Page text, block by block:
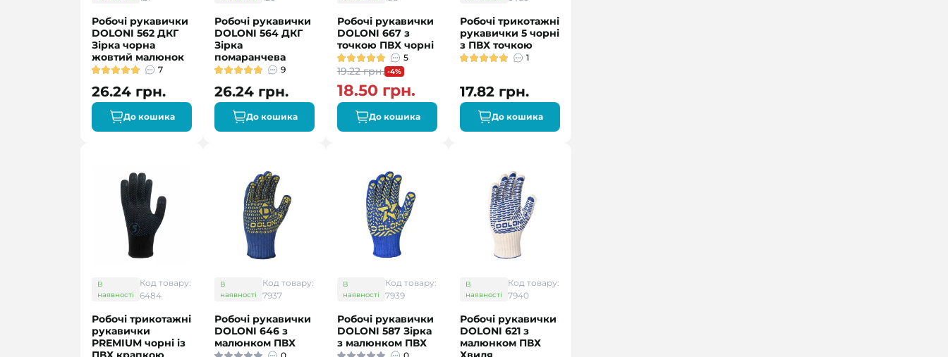
Робочі рукавички
DOLONI 562 ДКГ
Зірка чорна
жовтий малюнок
7
26.24 грн.
До кошика
Робочі рукавички
DOLONI 564 ДКГ
Зірка
помаранчева
9
26.24 грн.
До кошика
Робочі рукавички
DOLONI 667 з
точкою ПВХ чорні
5
19.22 грн. -4%
18.50 грн.
До кошика
Робочі трикотажні
рукавички 5 чорні
з ПВХ точкою
1
17.82 грн.
До кошика
В
наявності
Код товару:
6484
Робочі трикотажні
рукавички
PREMIUM чорні із
В
наявності
Код товару:
7937
Робочі рукавички
DOLONI 646 з
малюнком ПВХ
В
наявності
Код товару:
7939
Робочі рукавички
DOLONI 587 Зірка
з малюнком ПВХ
В
наявності
Код товару:
7940
Робочі рукавички
DOLONI 621 з
малюнком ПВХ